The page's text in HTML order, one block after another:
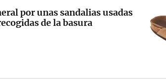
por unas sandalias usadas
de la basura